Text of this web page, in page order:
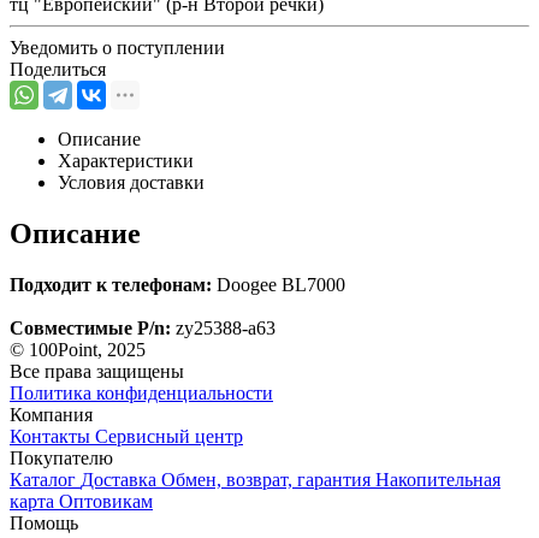
Уведомить о поступлении
Поделиться
Описание
Характеристики
Условия доставки
Описание
Подходит к телефонам: Doogee BL7000
Совместимые P/n: zy25388-a63
© 100Point, 2025
Все права защищены
Политика конфиденциальности
Компания
Контакты Сервисный центр
Покупателю
Каталог Доставка Обмен, возврат, гарантия Накопительная
карта Оптовикам
Помощь